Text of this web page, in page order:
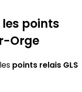
points
Orge
points relais GLS